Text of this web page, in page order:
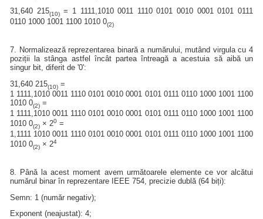
31,640 215(10)= 1 1111,1010 0011 1110 0101 0010 0001 0101 0111
0110 1000 1001 1100 1010 0(2)
7. Normalizează reprezentarea binară a numărului, mutând virgula cu 4
poziții la stânga astfel încât partea întreagă a acestuia să aibă un
singur bit, diferit de '0':
31,640 215(10) =
1 1111,1010 0011 1110 0101 0010 0001 0101 0111 0110 1000 1001 1100
1010 0(2) =
1 1111,1010 0011 1110 0101 0010 0001 0101 0111 0110 1000 1001 1100
1010 0(2) × 20 =
1,1111 1010 0011 1110 0101 0010 0001 0101 0111 0110 1000 1001 1100
1010 0(2) × 24
8. Până la acest moment avem următoarele elemente ce vor alcătui
numărul binar în reprezentare IEEE 754, precizie dublă (64 biți):
Semn: 1 (număr negativ);
Exponent (neajustat): 4;